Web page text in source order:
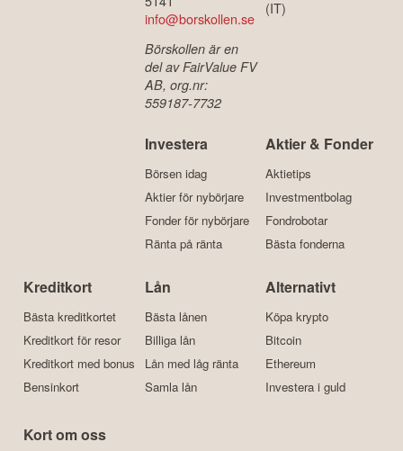
info@borskollen.se
Börskollen är en
del av FairValue FV
AB, org.nr:
559187-7732
(IT)
Investera
Börsen idag
Aktier för nybörjare
Fonder för nybörjare
Ränta på ränta
Aktier & Fonder
Aktietips
Investmentbolag
Fondrobotar
Bästa fonderna
Kreditkort
Bästa kreditkortet
Kreditkort för resor
Kreditkort med bonus
Bensinkort
Lån
Bästa lånen
Billiga lån
Lån med låg ränta
Samla lån
Alternativt
Köpa krypto
Bitcoin
Ethereum
Investera i guld
Kort om oss